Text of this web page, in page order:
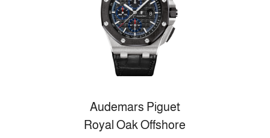
Audemars Piguet
Royal Oak Offshore